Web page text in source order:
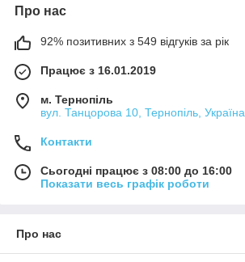
Про нас
92% позитивних з 549 відгуків за рік
Працює з 16.01.2019
м. Тернопіль
вул. Танцорова 10, Тернопіль, Україна
Контакти
Сьогодні працює з 08:00 до 16:00
Показати весь графік роботи
Про нас